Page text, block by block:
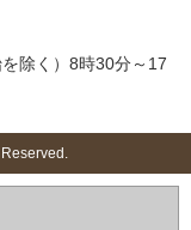
除く）8時30分～17